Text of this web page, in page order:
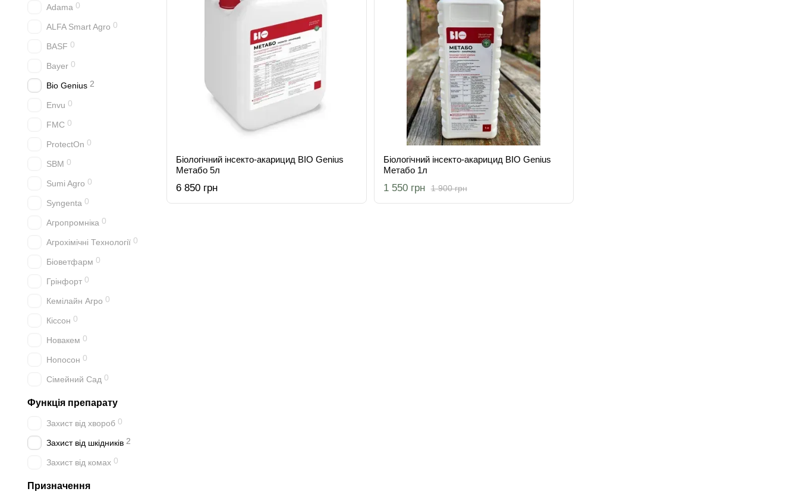
Біологічний інсекто-акарицид BIO Genius
Метабо 5л
6 850 грн
Біологічний інсекто-акарицид BIO Genius
Метабо 1л
1 900 грн
1 550 грн
Adama 0
ALFA Smart Agro 0
BASF 0
Bayer 0
Bio Genius 2
Envu 0
FMC 0
ProtectOn 0
SBM 0
Sumi Agro 0
Syngenta 0
Агропромніка 0
Агрохімічні Технології 0
Біоветфарм 0
Грінфорт 0
Кемілайн Агро 0
Кіссон 0
Новакем 0
Нопосон 0
Сімейний Сад 0
Функція препарату
Захист від хвороб 0
Захист від шкідників 2
Захист від комах 0
Призначення